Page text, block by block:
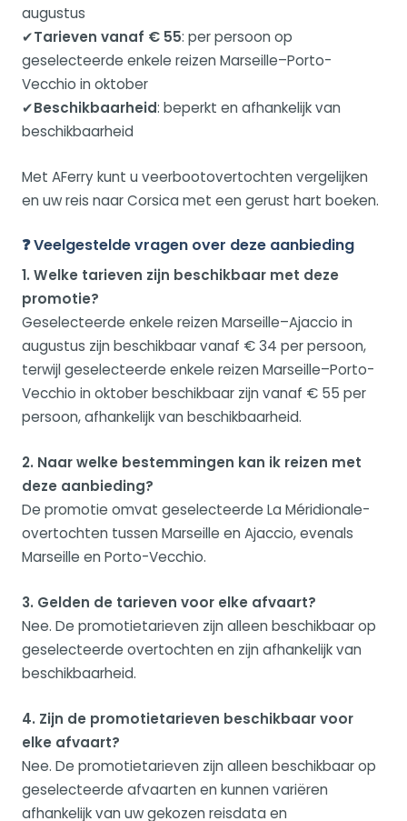
augustus
✔Tarieven vanaf € 55: per persoon op
geselecteerde enkele reizen Marseille–Porto-
Vecchio in oktober
✔Beschikbaarheid: beperkt en afhankelijk van
beschikbaarheid
Met AFerry kunt u veerbootovertochten vergelijken
en uw reis naar Corsica met een gerust hart boeken.
❓ Veelgestelde vragen over deze aanbieding
1. Welke tarieven zijn beschikbaar met deze
promotie?
Geselecteerde enkele reizen Marseille–Ajaccio in
augustus zijn beschikbaar vanaf € 34 per persoon,
terwijl geselecteerde enkele reizen Marseille–Porto-
Vecchio in oktober beschikbaar zijn vanaf € 55 per
persoon, afhankelijk van beschikbaarheid.
2. Naar welke bestemmingen kan ik reizen met
deze aanbieding?
De promotie omvat geselecteerde La Méridionale-
overtochten tussen Marseille en Ajaccio, evenals
Marseille en Porto-Vecchio.
3. Gelden de tarieven voor elke afvaart?
Nee. De promotietarieven zijn alleen beschikbaar op
geselecteerde overtochten en zijn afhankelijk van
beschikbaarheid.
4. Zijn de promotietarieven beschikbaar voor
elke afvaart?
Nee. De promotietarieven zijn alleen beschikbaar op
geselecteerde afvaarten en kunnen variëren
afhankelijk van uw gekozen reisdata en